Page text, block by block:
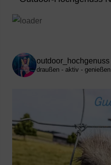
outdoor_hochgenuss
draußen - aktiv - genießen